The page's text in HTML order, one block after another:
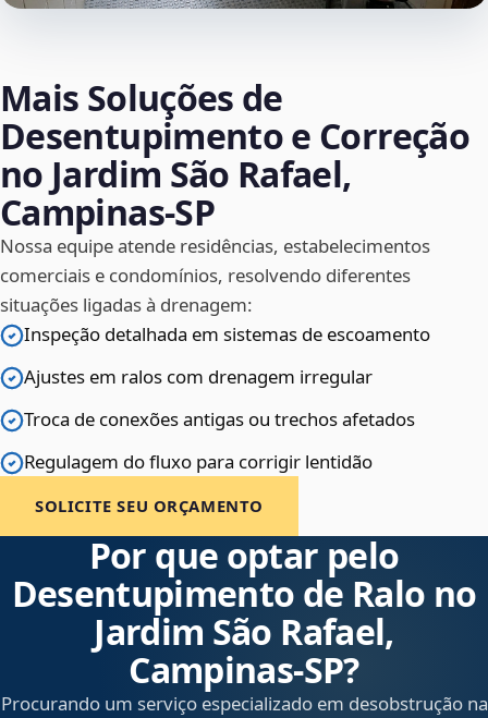
Mais Soluções de
Desentupimento e Correção
no Jardim São Rafael,
Campinas‑SP
Nossa equipe atende residências, estabelecimentos
comerciais e condomínios, resolvendo diferentes
situações ligadas à drenagem:
Inspeção detalhada em sistemas de escoamento
Ajustes em ralos com drenagem irregular
Troca de conexões antigas ou trechos afetados
Regulagem do fluxo para corrigir lentidão
SOLICITE SEU ORÇAMENTO
Por que optar pelo
Desentupimento de Ralo no
Jardim São Rafael,
Campinas‑SP?
Procurando um serviço especializado em desobstrução na